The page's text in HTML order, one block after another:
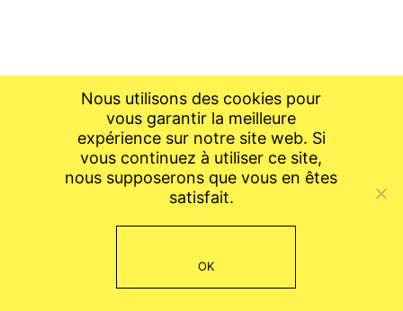
Nous utilisons des cookies pour
vous garantir la meilleure
expérience sur notre site web. Si
vous continuez à utiliser ce site,
nous supposerons que vous en êtes
satisfait.
OK